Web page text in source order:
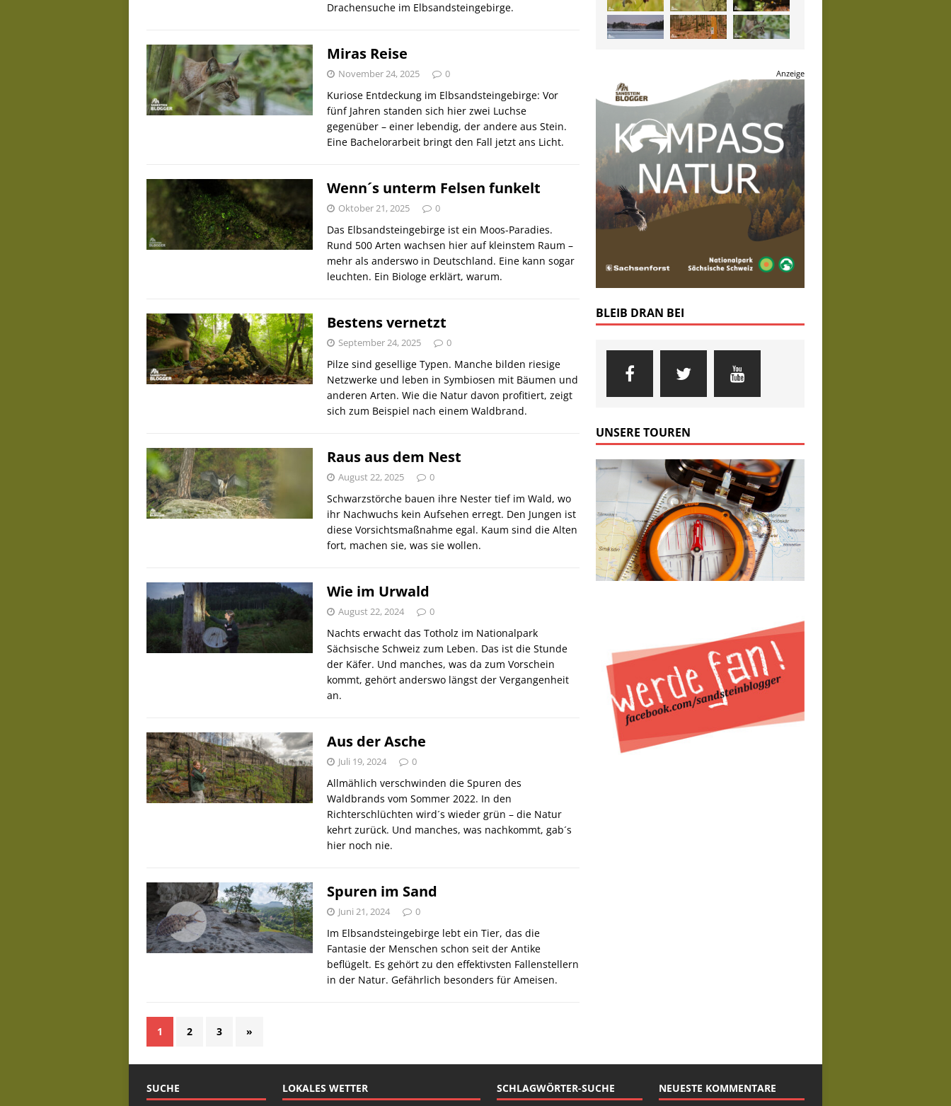
Drachensuche im Elbsandsteingebirge.
Miras Reise
November 24, 2025 0
Kuriose Entdeckung im Elbsandsteingebirge: Vor
fünf Jahren standen sich hier zwei Luchse
gegenüber – einer lebendig, der andere aus Stein.
Eine Bachelorarbeit bringt den Fall jetzt ans Licht.
Wenn´s unterm Felsen funkelt
Oktober 21, 2025 0
Das Elbsandsteingebirge ist ein Moos-Paradies.
Rund 500 Arten wachsen hier auf kleinstem Raum –
mehr als anderswo in Deutschland. Eine kann sogar
leuchten. Ein Biologe erklärt, warum.
Bestens vernetzt
September 24, 2025 0
Pilze sind gesellige Typen. Manche bilden riesige
Netzwerke und leben in Symbiosen mit Bäumen und
anderen Arten. Wie die Natur davon profitiert, zeigt
sich zum Beispiel nach einem Waldbrand.
Raus aus dem Nest
August 22, 2025 0
Schwarzstörche bauen ihre Nester tief im Wald, wo
ihr Nachwuchs kein Aufsehen erregt. Den Jungen ist
diese Vorsichtsmaßnahme egal. Kaum sind die Alten
fort, machen sie, was sie wollen.
Wie im Urwald
August 22, 2024 0
Nachts erwacht das Totholz im Nationalpark
Sächsische Schweiz zum Leben. Das ist die Stunde
der Käfer. Und manches, was da zum Vorschein
kommt, gehört anderswo längst der Vergangenheit
an.
Aus der Asche
Juli 19, 2024 0
Allmählich verschwinden die Spuren des
Waldbrands vom Sommer 2022. In den
Richterschlüchten wird´s wieder grün – die Natur
kehrt zurück. Und manches, was nachkommt, gab´s
hier noch nie.
Spuren im Sand
Juni 21, 2024 0
Im Elbsandsteingebirge lebt ein Tier, das die
Fantasie der Menschen schon seit der Antike
beflügelt. Es gehört zu den effektivsten Fallenstellern
in der Natur. Gefährlich besonders für Ameisen.
1 2 3 »
Anzeige
BLEIB DRAN BEI
UNSERE TOUREN
SUCHE LOKALES WETTER SCHLAGWÖRTER-SUCHE NEUESTE KOMMENTARE